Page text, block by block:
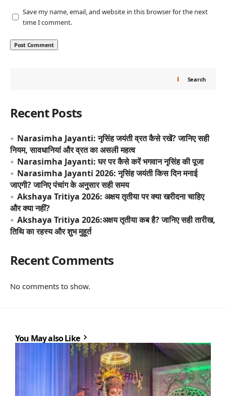
Save my name, email, and website in this browser for the next
time I comment.
Search
Recent Posts
Narasimha Jayanti: नृसिंह जयंती व्रत कैसे रखें? जानिए सही
नियम, सावधानियां और व्रत का असली महत्व
Narasimha Jayanti: घर पर कैसे करें भगवान नृसिंह की पूजा
Narasimha Jayanti 2026: नृसिंह जयंती किस दिन मनाई
जाएगी? जानिए पंचांग के अनुसार सही समय
Akshaya Tritiya 2026: अक्षय तृतीया पर क्या खरीदना चाहिए
और क्या नहीं?
Akshaya Tritiya 2026:अक्षय तृतीया कब है? जानिए सही तारीख,
तिथि का रहस्य और शुभ मुहूर्त
Recent Comments
No comments to show.
You May also Like